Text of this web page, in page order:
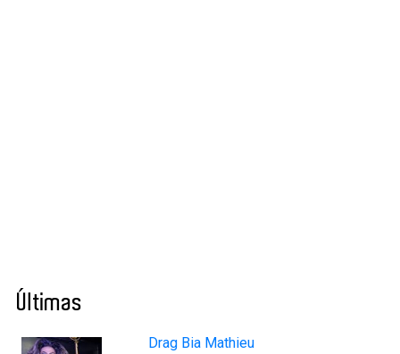
Últimas
Drag Bia Mathieu